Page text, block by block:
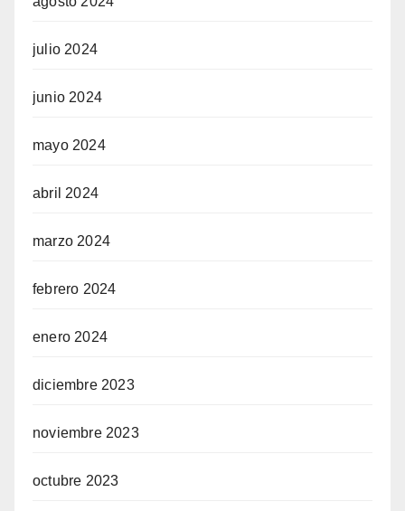
julio 2024
junio 2024
mayo 2024
abril 2024
marzo 2024
febrero 2024
enero 2024
diciembre 2023
noviembre 2023
octubre 2023